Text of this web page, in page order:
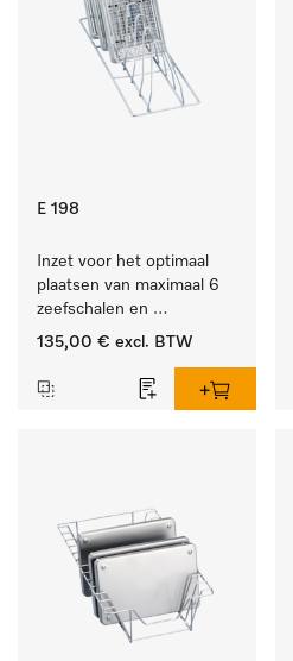
E 198
Inzet voor het optimaal
plaatsen van maximaal 6
zeefschalen en
nierbekkens.
135,00 € excl. BTW